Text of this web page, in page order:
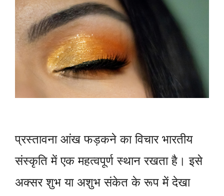
प्रस्तावना आंख फड़कने का विचार भारतीय
संस्कृति में एक महत्वपूर्ण स्थान रखता है। इसे
अक्सर शुभ या अशुभ संकेत के रूप में देखा